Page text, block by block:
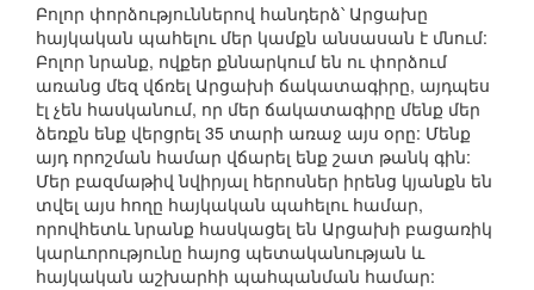
Բոլոր փորձություններով հանդերձ՝ Արցախը
հայկական պահելու մեր կամքն անսասան է մնում:
Բոլոր նրանք, ովքեր քննարկում են ու փորձում
առանց մեզ վճռել Արցախի ճակատագիրը, այդպես
էլ չեն հասկանում, որ մեր ճակատագիրը մենք մեր
ձեռքն ենք վերցրել 35 տարի առաջ այս օրը: Մենք
այդ որոշման համար վճարել ենք շատ թանկ գին:
Մեր բազմաթիվ նվիրյալ հերոսներ իրենց կյանքն են
տվել այս հողը հայկական պահելու համար,
որովհետև նրանք հասկացել են Արցախի բացառիկ
կարևորությունը հայոց պետականության և
հայկական աշխարհի պահպանման համար: